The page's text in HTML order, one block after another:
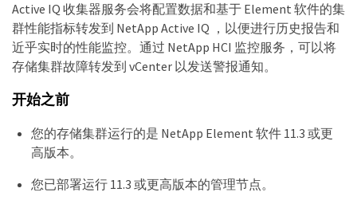
Active IQ 收集器服务会将配置数据和基于 Element 软件的集
群性能指标转发到 NetApp Active IQ ，以便进行历史报告和
近乎实时的性能监控。通过 NetApp HCI 监控服务，可以将
存储集群故障转发到 vCenter 以发送警报通知。
开始之前
您的存储集群运行的是 NetApp Element 软件 11.3 或更
高版本。
您已部署运行 11.3 或更高版本的管理节点。